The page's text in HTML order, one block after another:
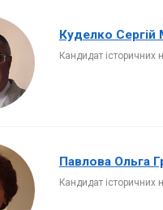
Куделко Сергій
Кандидат історичних
Павлова Ольга
Кандидат історичних